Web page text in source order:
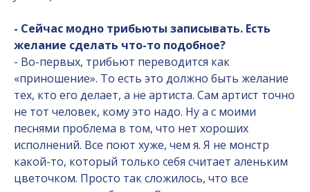
- Сейчас модно трибьюты записывать. Есть
желание сделать что-то подобное?
- Во-первых, трибьют переводится как
«приношение». То есть это должно быть желание
тех, кто его делает, а не артиста. Сам артист точно
не тот человек, кому это надо. Ну а с моими
песнями проблема в том, что нет хороших
исполнений. Все поют хуже, чем я. Я не монстр
какой-то, который только себя считает аленьким
цветочком. Просто так сложилось, что все